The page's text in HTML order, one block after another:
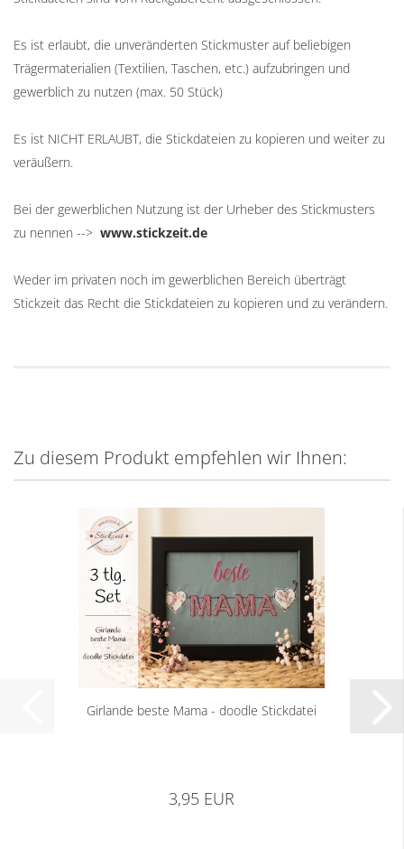
Es ist erlaubt, die unveränderten Stickmuster auf beliebigen
Trägermaterialien (Textilien, Taschen, etc.) aufzubringen und
gewerblich zu nutzen (max. 50 Stück)
Es ist NICHT ERLAUBT, die Stickdateien zu kopieren und weiter zu
veräußern.
Bei der gewerblichen Nutzung ist der Urheber des Stickmusters
zu nennen --> www.stickzeit.de
Weder im privaten noch im gewerblichen Bereich überträgt
Stickzeit das Recht die Stickdateien zu kopieren und zu verändern.
Zu diesem Produkt empfehlen wir Ihnen:
Girlande beste Mama - doodle Stickdatei
3,95 EUR